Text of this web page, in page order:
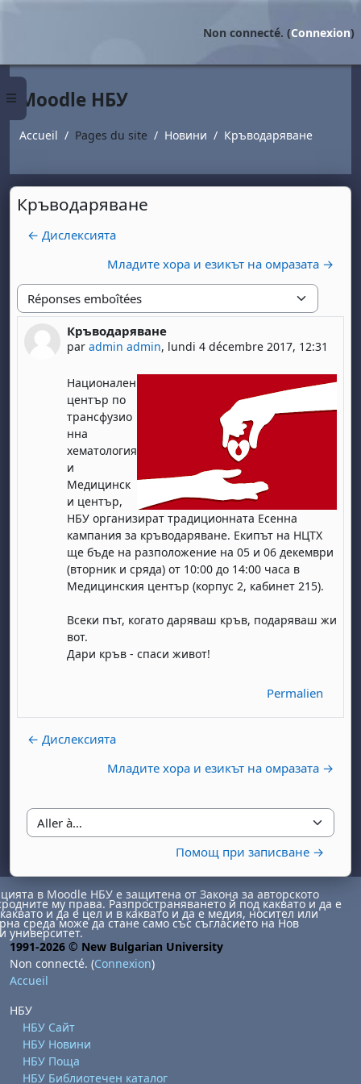
Panneau latéral
Non connecté. (Connexion)
Moodle НБУ
Accueil Pages du site Новини Кръводаряване
Кръводаряване
← Дислексията
Младите хора и езикът на омразата →
Type d'affichage
Кръводаряване
par admin admin, lundi 4 décembre 2017, 12:31
Nombre de réponses : 0
Национален
център по
трансфузио
нна
хематология
и
Медицинск
и център,
НБУ организират традиционната Есенна
кампания за кръводаряване. Екипът на НЦТХ
ще бъде на разположение на 05 и 06 декември
(вторник и сряда) от 10:00 до 14:00 часа в
Медицинския център (корпус 2, кабинет 215).
Всеки път, когато даряваш кръв, подаряваш жи
вот.
Дари кръв -⁠ спаси живот!
Permalien
← Дислексията
Младите хора и езикът на омразата →
Aller à…
Помощ при записване →
7 août
samedi 8 août
dimanche 9 août
août
août 14 août
samedi 15 août
dimanche 16 août
août
août 21 août
samedi 22 août
dimanche 23 août
août
août 28 août
samedi 29 août
dimanche 30 août
в Moodle НБУ е защитена от Закона за авторското
му права. Разпространяването й под каквато и да е
и да е цел и в каквато и да е медия, носител или
среда може да стане само със съгласието на Нов
университет.
1991-2026 © New Bulgarian University
Non connecté. (Connexion)
Accueil
НБУ
НБУ Сайт
НБУ Новини
НБУ Поща
НБУ Библиотечен каталог